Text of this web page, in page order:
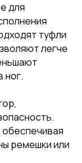
для
туфли
легче
ног.
ремешки или